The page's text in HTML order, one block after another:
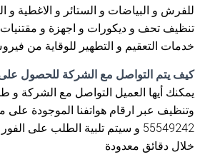
للفرش و البياضات و الستائر و الاغطية و
تنظيف تحف و ديكورات و اجهزة و
خدمات التعقيم و التطهير للوقاية من
كيف يتم التواصل مع الشركة للحصول على
يمكنك أيها العميل التواصل مع الشركة
وتنظيف عبر ارقام هواتفنا الموجودة على
55549242 و سيتم تلبية الطلب على
خلال دقائق معدودة